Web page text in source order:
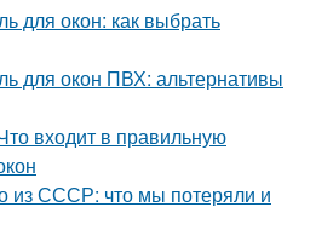
для окон: как выбрать
для окон ПВХ: альтернативы
входит в правильную
из СССР: что мы потеряли и